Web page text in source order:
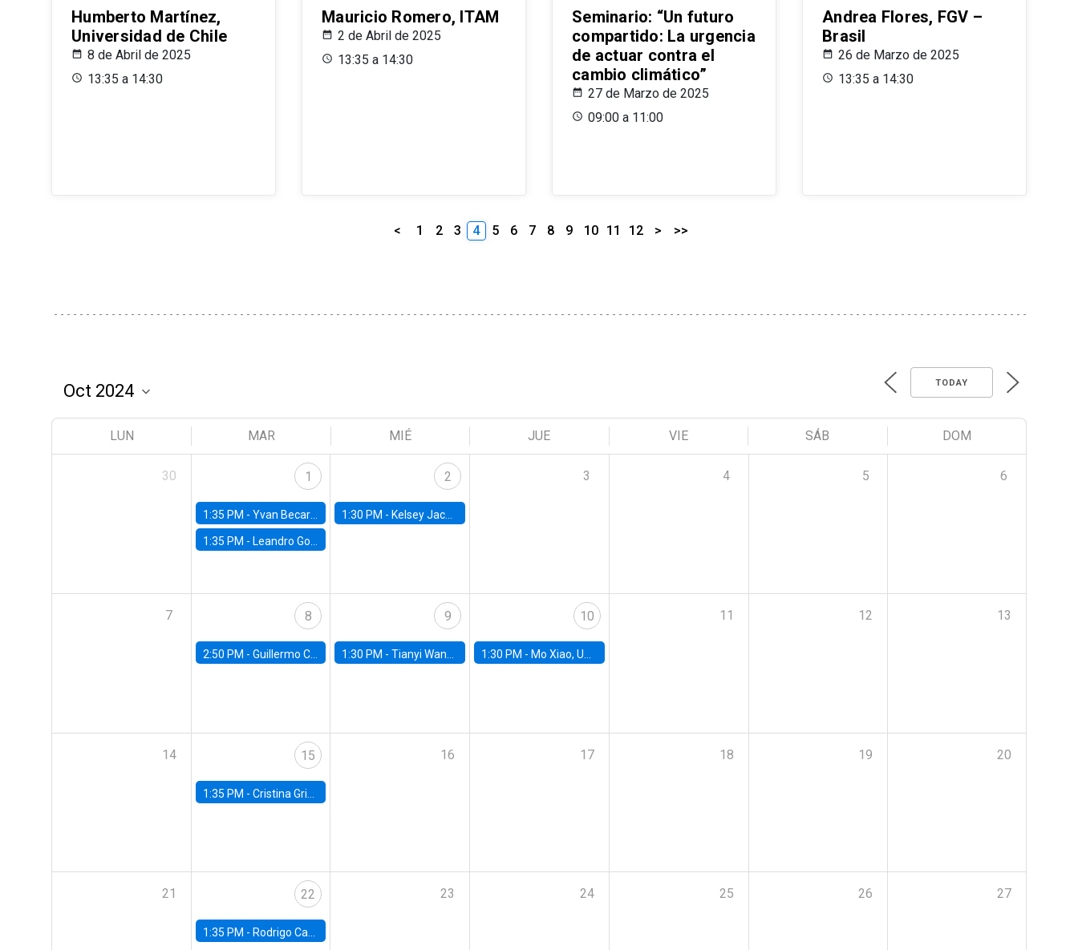
Humberto Martínez,
Universidad de Chile
8 de Abril de 2025
13:35 a 14:30
Mauricio Romero, ITAM
2 de Abril de 2025
13:35 a 14:30
Seminario: “Un futuro
compartido: La urgencia
de actuar contra el
cambio climático”
27 de Marzo de 2025
09:00 a 11:00
Andrea Flores, FGV –
Brasil
26 de Marzo de 2025
13:35 a 14:30
< 1 2 3 4 5 6 7 8 9 10 11 12 > >>
TODAY
LUN MAR MIÉ JUE VIE SÁB DOM
30 1
1:35 PM - Yvan Becard, PUC Río
1:35 PM - Leandro Gorno, FGV EPGE Brazilian School of Economics and Finance
2
1:30 PM - Kelsey Jack, UC Berkeley
3 4 5 6
7 8
2:50 PM - Guillermo Carlomagno, Banco Central de Chile
9
1:30 PM -Tianyi Wang, University of Toronto
10
1:30 PM - Mo Xiao, University of Arizona
11 12 13
14 15
1:35 PM - Cristina Griffa, Universidad de Chile
16 17 18 19 20
21 22
1:35 PM - Rodrigo Caputo, Usach
23 24 25 26 27